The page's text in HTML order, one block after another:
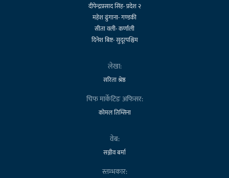
दीपेन्द्रप्रसाद सिंह- प्रदेश २
महेश ढुंगाना- गण्डकी
सीता वली- कर्णाली
दिनेश बिष्ट- सुदूरपश्चिम
लेखा:
सरिता श्रेष्ठ
चिफ मार्केटिङ अफिसर:
कोमल तिम्सिना
वेब:
सञ्जीव बर्मा
स्तम्भकार: